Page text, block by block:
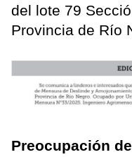
del lote 79
Provincia de Río
Preocupación